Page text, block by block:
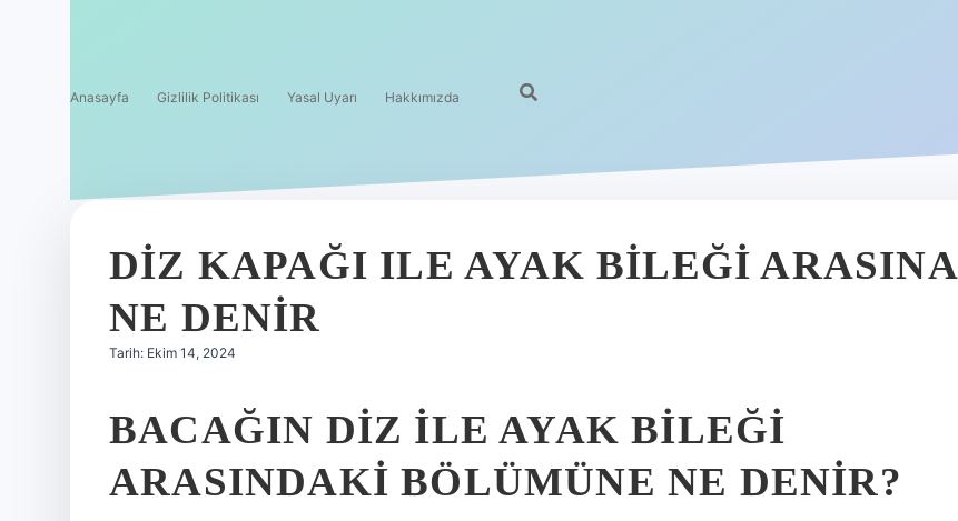
Anasayfa Gizlilik Politikası Yasal Uyarı Hakkımızda
DIZ KAPAĞI ILE AYAK BILEĞI ARASINA
NE DENIR
Tarih: Ekim 14, 2024
BACAĞIN DIZ ILE AYAK BILEĞI
ARASINDAKI BÖLÜMÜNE NE DENIR?